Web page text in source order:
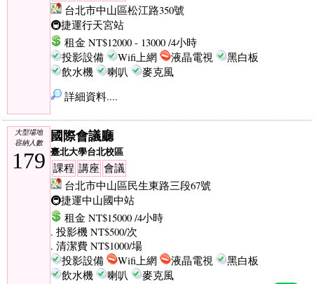
台北市中山區松江路350號
🚇捷運行天宮站
租金 NT$12000 - 13000 /4小時
投影設備
Wifi上網 液晶電視
黑白板
飲水機
喇叭
麥克風
詳細資料....
大型場地
容納人數
179
國際會議廳
臺北大學台北校區
課程 講座 會議
台北市中山區民生東路三段67號
🚇捷運中山國中站
租金 NT$15000 /4小時
. 投影機 NT$500/次
. 清潔費 NT$1000/場
投影設備
Wifi上網 液晶電視
黑白板
飲水機
喇叭 麥克風